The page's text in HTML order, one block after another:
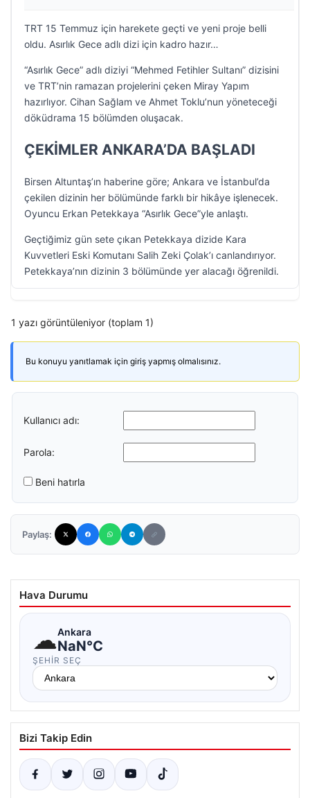
TRT 15 Temmuz için harekete geçti ve yeni proje belli
oldu. Asırlık Gece adlı dizi için kadro hazır…
“Asırlık Gece” adlı diziyi “Mehmed Fetihler Sultanı” dizisini
ve TRT’nin ramazan projelerini çeken Miray Yapım
hazırlıyor. Cihan Sağlam ve Ahmet Toklu’nun yöneteceği
döküdrama 15 bölümden oluşacak.
ÇEKİMLER ANKARA’DA BAŞLADI
Birsen Altuntaş’ın haberine göre; Ankara ve İstanbul’da
çekilen dizinin her bölümünde farklı bir hikâye işlenecek.
Oyuncu Erkan Petekkaya “Asırlık Gece”yle anlaştı.
Geçtiğimiz gün sete çıkan Petekkaya dizide Kara
Kuvvetleri Eski Komutanı Salih Zeki Çolak’ı canlandırıyor.
Petekkaya’nın dizinin 3 bölümünde yer alacağı öğrenildi.
1 yazı görüntüleniyor (toplam 1)
Bu konuyu yanıtlamak için giriş yapmış olmalısınız.
Kullanıcı adı:
Parola:
Beni hatırla
Paylaş:
Hava Durumu
☁Ankara
NaN°C
ŞEHIR SEÇ
Bizi Takip Edin